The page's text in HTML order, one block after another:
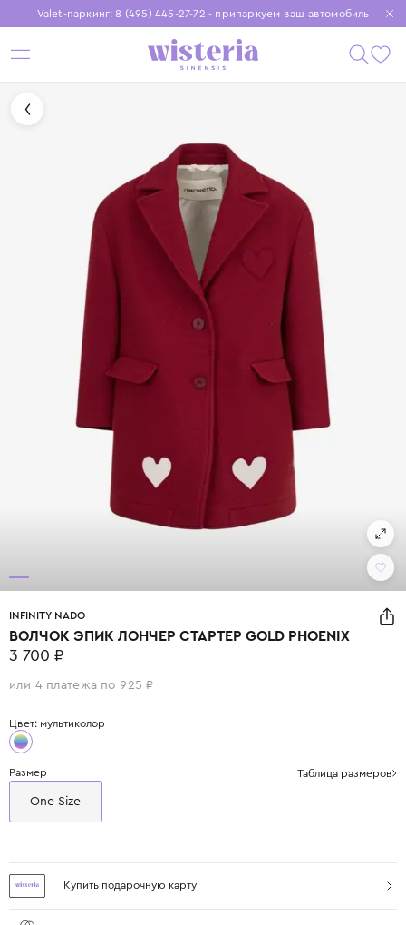
Valet-паркинг: 8 (495) 445-27-72 - припаркуем ваш автомобиль
Бесплатная доставка при заказе от 15 000 ₽
Установите приложение, чтобы покупки были еще удобнее
INFINITY NADO
ВОЛЧОК ЭПИК ЛОНЧЕР СТАРТЕР GOLD PHOENIX
3 700 ₽
или 4 платежа по 925 ₽
Цвет: мультиколор
Размер Таблица размеров
One Size
Купить подарочную карту